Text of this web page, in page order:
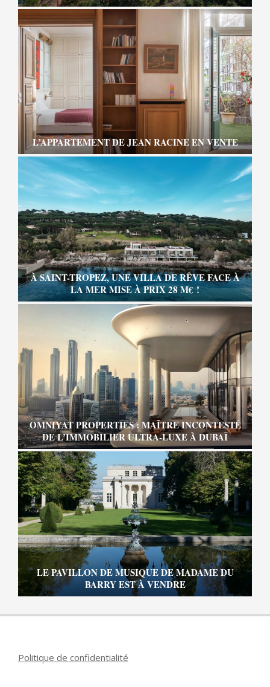
L’APPARTEMENT DE JEAN RACINE EN VENTE
À SAINT-TROPEZ, UNE VILLA DE RÊVE FACE À
LA MER MISE À PRIX 28 M€ !
OMNIYAT PROPERTIES : MAÎTRE INCONTESTÉ
DE L’IMMOBILIER ULTRA-LUXE À DUBAÏ
LE PAVILLON DE MUSIQUE DE MADAME DU
BARRY EST À VENDRE
Politique de confidentialité